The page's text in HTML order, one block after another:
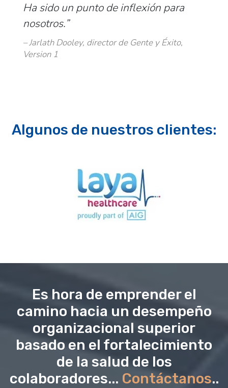
Ha sido un punto de inflexión para
nosotros.
Jarlath Dooley director de Gente y Éxito
Version 1
Algunos de nuestros clientes:
Es hora de emprender el
camino hacia un desempeño
organizacional superior
basado en el fortalecimiento
de la salud de los
colaboradores... Contáctanos..